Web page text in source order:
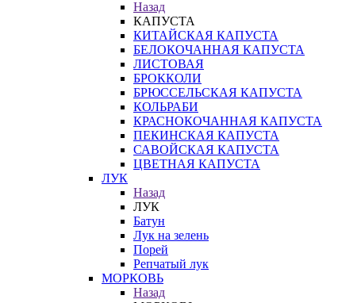
Назад
КАПУСТА
КИТАЙСКАЯ КАПУСТА
БЕЛОКОЧАННАЯ КАПУСТА
ЛИСТОВАЯ
БРОККОЛИ
БРЮССЕЛЬСКАЯ КАПУСТА
КОЛЬРАБИ
КРАСНОКОЧАННАЯ КАПУСТА
ПЕКИНСКАЯ КАПУСТА
САВОЙСКАЯ КАПУСТА
ЦВЕТНАЯ КАПУСТА
ЛУК
Назад
ЛУК
Батун
Лук на зелень
Порей
Репчатый лук
МОРКОВЬ
Назад